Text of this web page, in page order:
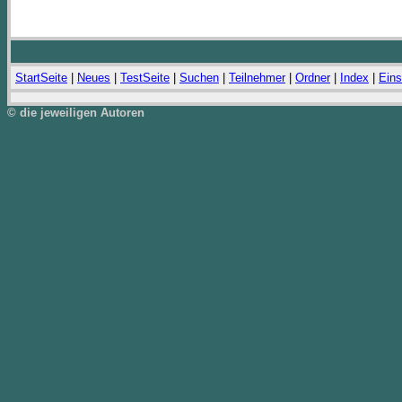
StartSeite Neues TestSeite Suchen Teilnehmer| Ordner| Index
© die jeweiligen Autoren